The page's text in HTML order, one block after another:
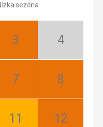
sezóna
Marec:
Apríl:
Júl:
August:
November:
December: